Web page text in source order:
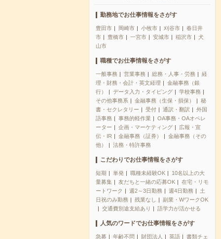
勤務地でお仕事情報をさがす
豊田市 岡崎市 小牧市 刈谷市
春日井
市
豊橋市 一宮市 安城市 稲沢市
犬
山市
職種でお仕事情報をさがす
一般事務 営業事務 総務・人事・労務
経
理・財務・会計・英文経理
金融事務（銀
行）
データ入力・タイピング
学校事務
その他事務系
金融事務（生保・損保）
秘
書・セクレタリー
受付 通訳・翻訳
外国
語事務
事務的軽作業
OA事務・OAオペレ
ーター
企画・マーケティング
広報・宣
伝・IR
金融事務（証券）
金融事務（その
他）
法務・特許事務
こだわりでお仕事情報をさがす
短期 単発 職種未経験OK
10名以上の大
量募集
友だちと一緒の応募OK
在宅・リモ
ートワーク
週2～3日勤務 週4日勤務
土
日祝のみ勤務
残業なし
副業・WワークOK
交通費別途支給あり
語学力が活かせる
人気のワードでお仕事情報をさがす
急募 年齢不問 財団法人 英語
書類チェ